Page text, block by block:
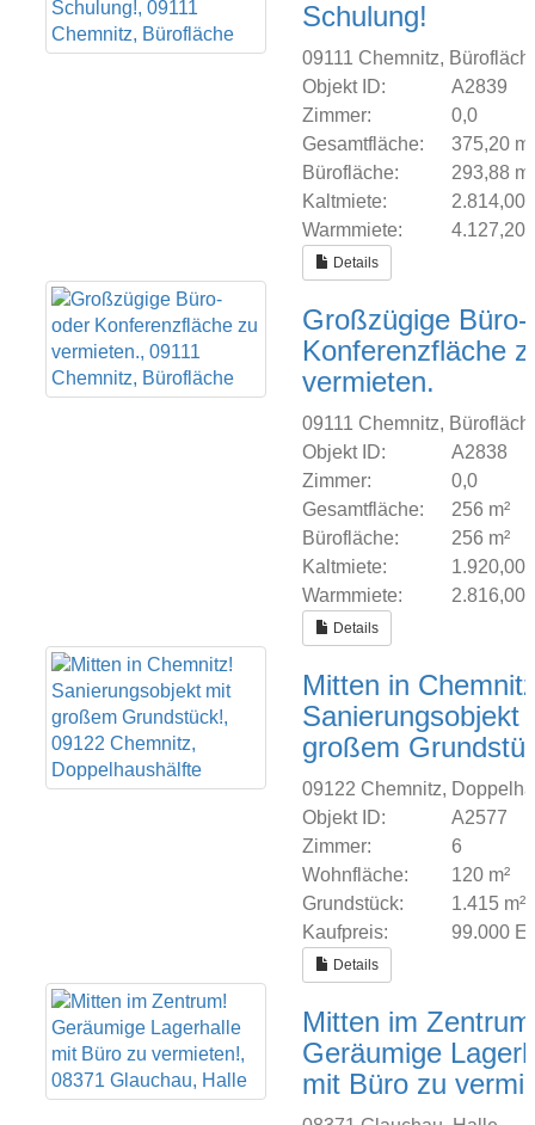
Schulung!
09111 Chemnitz,
Objekt ID:
A2839
Zimmer:
0,0
Gesamtfläche:
375,20 m²
Bürofläche:
293,88 m²
Kaltmiete:
2.814,00
Warmmiete:
4.127,20
Details
Großzügige Büro-
Konferenzfläche
vermieten.
09111 Chemnitz,
Objekt ID:
A2838
Zimmer:
0,0
Gesamtfläche:
256 m²
Bürofläche:
256 m²
Kaltmiete:
1.920,00
Warmmiete:
2.816,00
Details
Mitten in
Sanierungsobjekt
großem
09122 Chemnitz,
Objekt ID:
A2577
Zimmer:
6
Wohnfläche:
120 m²
Grundstück:
1.415 m²
Kaufpreis:
99.000
Details
Mitten im
Geräumige
mit Büro zu